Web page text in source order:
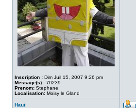
Inscription : Dim Juil 15, 2007 9:26 pm
Message(s) : 70239
Prenom: Stephane
Localisation: Moisy le Gland
Haut